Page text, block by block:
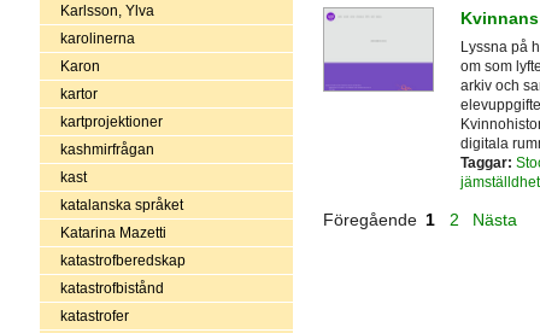
Karlsson, Ylva
karolinerna
Karon
kartor
kartprojektioner
kashmirfrågan
kast
katalanska språket
Katarina Mazetti
katastrofberedskap
katastrofbistånd
katastrofer
Lyssna på
om som
arkiv och
digitala
Taggar:
jämställdhet
Föregående 1 2 Nästa